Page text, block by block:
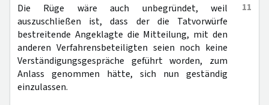
11
Die Rüge wäre auch unbegründet, weil
auszuschließen ist, dass der die Tatvorwürfe
bestreitende Angeklagte die Mitteilung, mit den
anderen Verfahrensbeteiligten seien noch keine
Verständigungsgespräche geführt worden, zum
Anlass genommen hätte, sich nun geständig
einzulassen.